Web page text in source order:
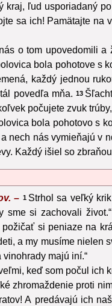
kraj, ľud usporiadaný
sa ich! Pamätajte
o tom upovedomili
bola pohotove s
každý jednou
povedľa mňa. 13
počujete zvuk
bola pohotovo s
nech nás vymieňajú v
Každý išiel so
– 1 Strhol sa veľký
sme si zachovali život.“
požičať si peniaze na
a my musíme
majú iní.“
keď som počul ich
zhromaždenie proti
A predávajú ich